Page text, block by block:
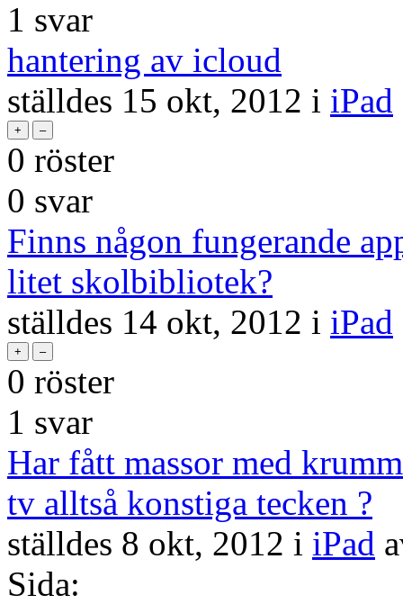
1 svar
hantering av icloud
ställdes 15 okt, 2012 i iPad
0 röster
0 svar
Finns någon fungerande
litet skolbibliotek?
ställdes 14 okt, 2012 i iPad
0 röster
1 svar
Har fått massor med
tv alltså konstiga tecken ?
ställdes 8 okt, 2012 i iPad
Sida: